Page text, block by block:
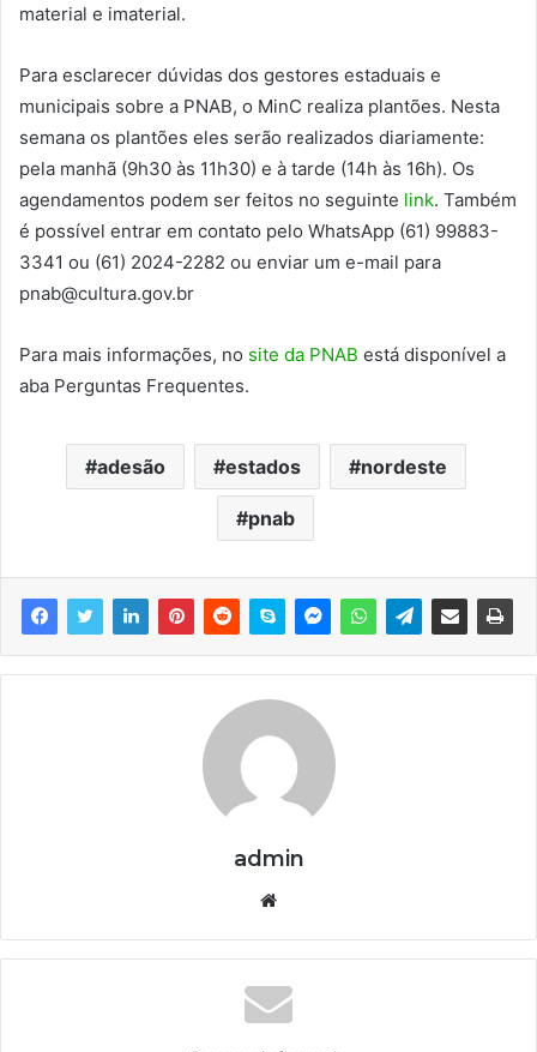
material e imaterial.
Para esclarecer dúvidas dos gestores estaduais e
municipais sobre a PNAB, o MinC realiza plantões. Nesta
semana os plantões eles serão realizados diariamente:
pela manhã (9h30 às 11h30) e à tarde (14h às 16h). Os
agendamentos podem ser feitos no seguinte link. Também
é possível entrar em contato pelo WhatsApp (61) 99883-
3341 ou (61) 2024-2282 ou enviar um e-mail para
pnab@cultura.gov.br
Para mais informações, no site da PNAB está disponível a
aba Perguntas Frequentes.
adesão estados nordeste
pnab
admin
te